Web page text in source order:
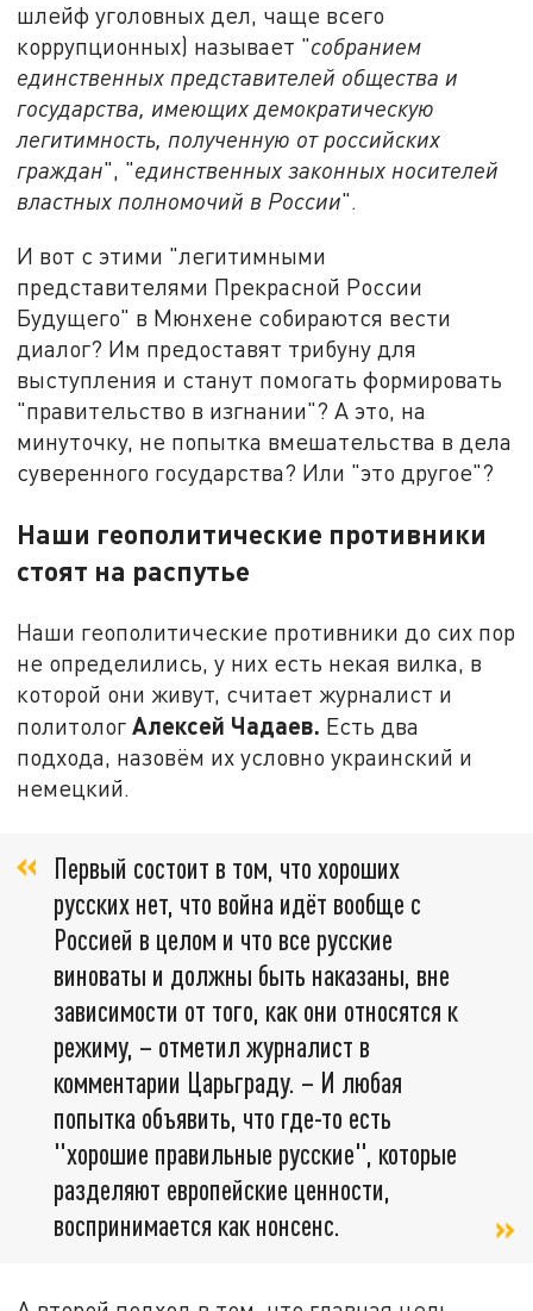
шлейф уголовных дел, чаще всего
коррупционных) называет "собранием
единственных представителей общества и
государства, имеющих демократическую
легитимность, полученную от российских
граждан", "единственных законных носителей
властных полномочий в России".
И вот с этими "легитимными
представителями Прекрасной России
Будущего" в Мюнхене собираются вести
диалог? Им предоставят трибуну для
выступления и станут помогать формировать
"правительство в изгнании"? А это, на
минуточку, не попытка вмешательства в дела
суверенного государства? Или "это другое"?
Наши геополитические противники
стоят на распутье
Наши геополитические противники до сих пор
не определились, у них есть некая вилка, в
которой они живут, считает журналист и
политологАлексей Чадаев. Есть два
подхода, назовём их условно украинский и
немецкий.
Первый состоит в том, что хороших
русских нет, что война идёт вообще с
Россией в целом и что все русские
виноваты и должны быть наказаны, вне
зависимости от того, как они относятся к
режиму, – отметил журналист в
комментарии Царьграду. – И любая
попытка объявить, что где-то есть
"хорошие правильные русские", которые
разделяют европейские ценности,
воспринимается как нонсенс.